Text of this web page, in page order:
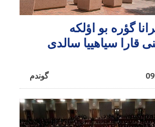
گؤره بو اؤلکه
قارا سیاهییا سالدی
گوندم